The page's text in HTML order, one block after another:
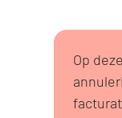
Op